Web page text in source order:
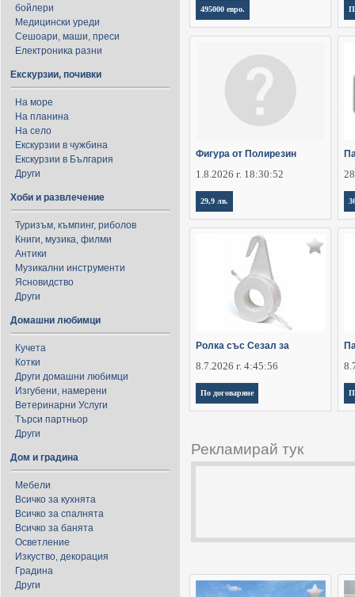
бойлери
Медицински уреди
Сешоари, маши, преси
Електроника разни
Екскурзии, почивки
На море
На планина
На село
Екскурзии в чужбина
Екскурзии в България
Други
Хоби и развлечение
Туризъм, къмпинг, риболов
Книги, музика, филми
Антики
Музикални инструменти
Ясновидство
Други
Домашни любимци
Кучета
Котки
Други домашни любимци
Изгубени, намерени
Ветеринарни Услуги
Търси партньор
Други
Дом и градина
Мебели
Всичко за кухнята
Всичко за спалнята
Всичко за банята
Осветление
Изкуство, декорация
Градина
Други
495000 евро.
Фигура от Полирезин
1.8.2026 г. 18:30:52
29,9 лв.
Ролка със Сезал за
8.7.2026 г. 4:45:56
По договаряне
Рекламирай тук